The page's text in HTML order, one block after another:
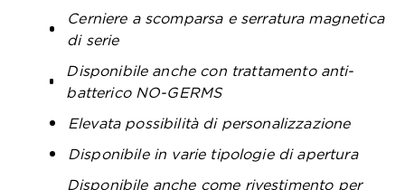
Cerniere a scomparsa e serratura magnetica
di serie
Disponibile anche con trattamento anti-
batterico NO-GERMS
Elevata possibilità di personalizzazione
Disponibile in varie tipologie di apertura
Disponibile anche come rivestimento per